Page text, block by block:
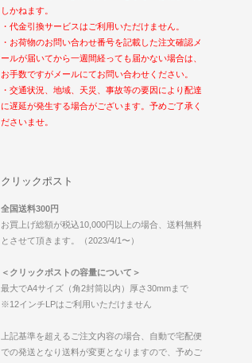
しかねます。
・代金引換サービスはご利用いただけません。
・お荷物のお問い合わせ番号を記載した注文確認メ
ールが届いてから一週間経っても届かない場合は、
お手数ですがメールにてお問い合わせください。
・交通状況、地域、天災、事故等の要因により配達
に遅延が発生する場合がございます。予めご了承く
ださいませ。
クリックポスト
全国送料300円
お買上げ総額が税込10,000円以上の場合、送料無料
とさせて頂きます。（2023/4/1〜）
＜クリックポストの容量について＞
最大でA4サイズ（角2封筒以内）厚さ30mmまで
※12インチLPはご利用いただけません
上記基準を超えるご注文内容の場合、自動で宅配便
での発送となり送料が変更となりますので、予めご